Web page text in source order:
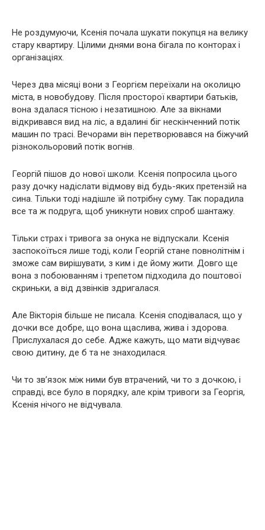
Не роздумуючи, Ксенія почала шукати покупця на велику
стару квартиру. Цілими днями вона бігала по конторах і
організаціях.
Через два місяці вони з Георгієм переїхали на околицю
міста, в новобудову. Після просторої квартири батьків,
вона здалася тісною і незатишною. Але за вікнами
відкривався вид на ліс, а вдалині біг нескінченний потік
машин по трасі. Вечорами він перетворювався на біжучий
різнокольоровий потік вогнів.
Георгій пішов до нової школи. Ксенія попросила цього
разу дочку надіслати відмову від будь-яких претензій на
сина. Тільки тоді надішле їй потрібну суму. Так порадила
все та ж подруга, щоб уникнути нових спроб шантажу.
Тільки страх і тривога за онука не відпускали. Ксенія
заспокоїться лише тоді, коли Георгій стане повнолітнім і
зможе сам вирішувати, з ким і де йому жити. Довго ще
вона з побоюванням і трепетом підходила до поштової
скриньки, а від дзвінків здригалася.
Але Вікторія більше не писала. Ксенія сподівалася, що у
дочки все добре, що вона щаслива, жива і здорова.
Прислухалася до себе. Адже кажуть, що мати відчуває
свою дитину, де б та не знаходилася.
Чи то зв’язок між ними був втрачений, чи то з дочкою, і
справді, все було в порядку, але крім тривоги за Георгія,
Ксенія нічого не відчувала.